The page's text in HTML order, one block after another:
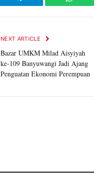
Telegram
NEXT ARTICLE
Bazar UMKM Milad Aisyiyah
ke-109 Banyuwangi Jadi Ajang
Penguatan Ekonomi Perempuan